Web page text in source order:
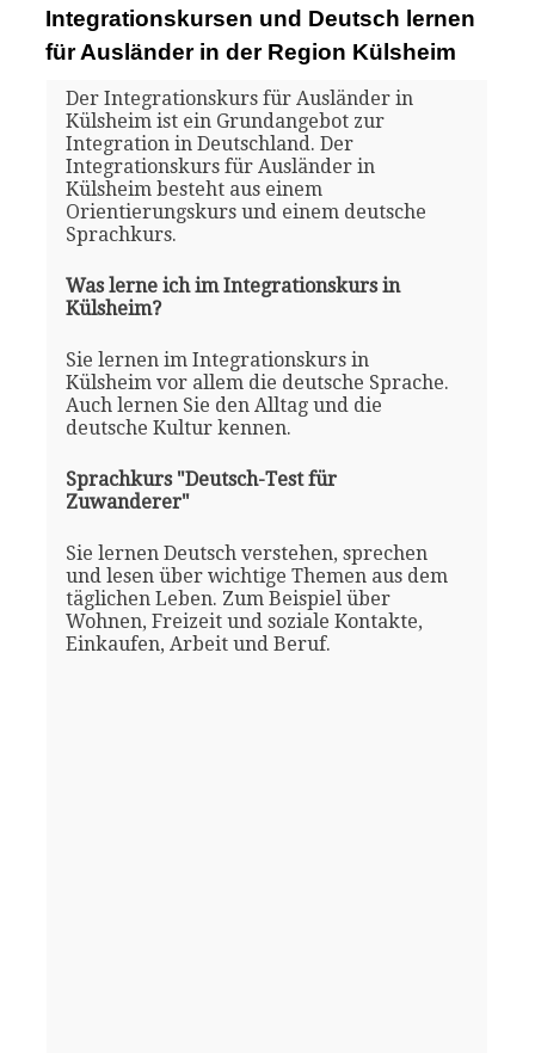
Integrationskursen und Deutsch lernen
für Ausländer in der Region Külsheim
Der Integrationskurs für Ausländer in
Külsheim ist ein Grundangebot zur
Integration in Deutschland. Der
Integrationskurs für Ausländer in
Külsheim besteht aus einem
Orientierungskurs und einem deutsche
Sprachkurs.
Was lerne ich im Integrationskurs in
Külsheim?
Sie lernen im Integrationskurs in
Külsheim vor allem die deutsche Sprache.
Auch lernen Sie den Alltag und die
deutsche Kultur kennen.
Sprachkurs "Deutsch-Test für
Zuwanderer"
Sie lernen Deutsch verstehen, sprechen
und lesen über wichtige Themen aus dem
täglichen Leben. Zum Beispiel über
Wohnen, Freizeit und soziale Kontakte,
Einkaufen, Arbeit und Beruf.